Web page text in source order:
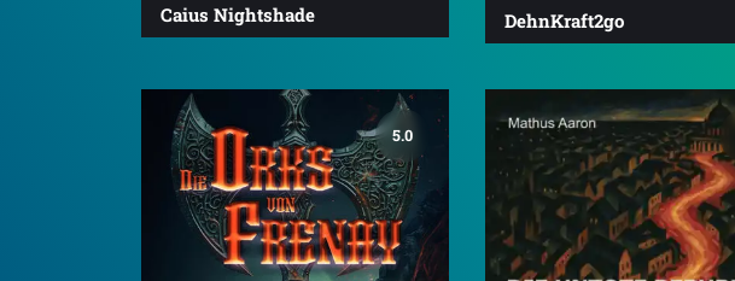
Caius Nightshade DehnKraft2go
5.0